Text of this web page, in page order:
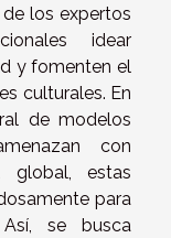
los expertos
idear
y fomenten el
culturales. En
de modelos
con
global, estas
para
se busca